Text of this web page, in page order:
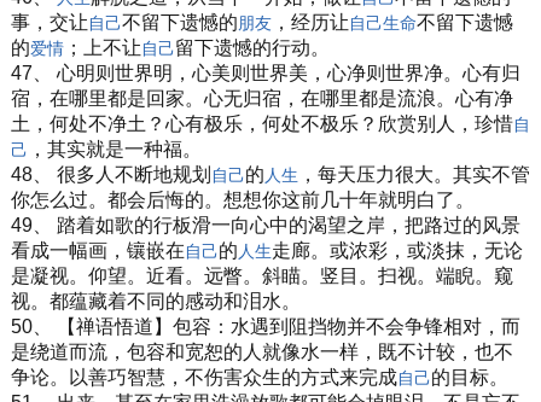
事，交让自己不留下遗憾的朋友，经历让自己生命不留下遗憾
的爱情；上不让自己留下遗憾的行动。
47、 心明则世界明，心美则世界美，心净则世界净。心有归
宿，在哪里都是回家。心无归宿，在哪里都是流浪。心有净
土，何处不净土？心有极乐，何处不极乐？欣赏别人，珍惜自
己 ，其实就是一种福。
48、 很多人不断地规划 自己的 人生 ，每天压力很大。其实不管
你怎么过。都会后悔的。想想你这前几十年就明白了。
49、 踏着如歌的行板滑一向心中的渴望之岸，把路过的风景
看成一幅画，镶嵌在自己的 人生走廊。或浓彩，或淡抹，无论
是凝视。仰望。近看。远瞥。斜瞄。竖目。扫视。端睨。窥
视。都蕴藏着不同的感动和泪水。
50、 【禅语悟道】包容：水遇到阻挡物并不会争锋相对，而
是绕道而流，包容和宽恕的人就像水一样，既不计较，也不
争论。以善巧智慧，不伤害众生的方式来完成自己的目标。